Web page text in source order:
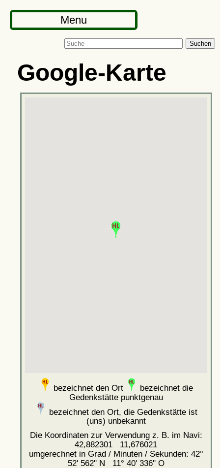
Menu
Suchen
Google-Karte
bezeichnet den Ort
bezeichnet die
Gedenkstätte punktgenau
bezeichnet den Ort, die Gedenkstätte ist
(uns) unbekannt
Die Koordinaten zur Verwendung z. B. im Navi:
42,882301 11,676021
umgerechnet in Grad / Minuten / Sekunden: 42°
52' 562'' N 11° 40' 336'' O